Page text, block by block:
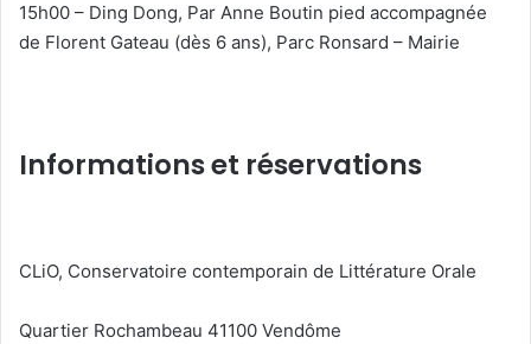
15h00 – Ding Dong, Par Anne Boutin pied accompagnée
de Florent Gateau (dès 6 ans), Parc Ronsard – Mairie
Informations et réservations
CLiO, Conservatoire contemporain de Littérature Orale
Quartier Rochambeau 41100 Vendôme